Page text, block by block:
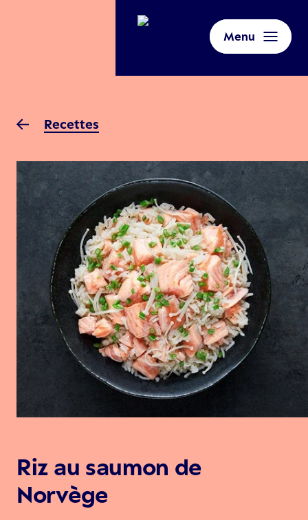
Menu
Recettes
Riz au saumon de
Norvège